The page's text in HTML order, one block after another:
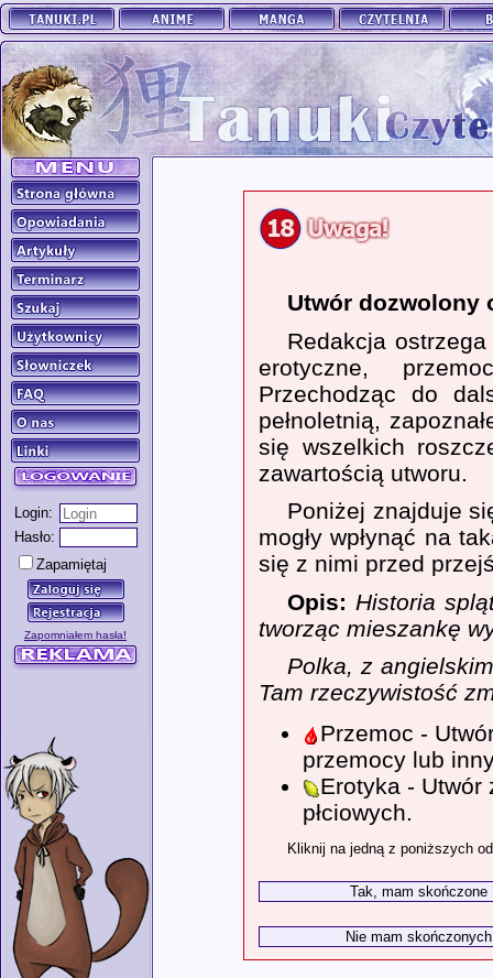
Login:
Hasło:
Zapamiętaj
Zapomniałem hasła!
Utwór dozwolony
Redakcja
erotyczne,
Przechodząc do
pełnoletnią,
się wszelkich
zawartością utworu.
Poniżej znajduje
mogły wpłynąć na
się z nimi przed
Opis: Historia
tworząc mieszankę
Polka, z
Tam rzeczywistość
Przemoc -
przemocy lub
Erotyka - Utwór
płciowych.
Kliknij na jedną z poniższych